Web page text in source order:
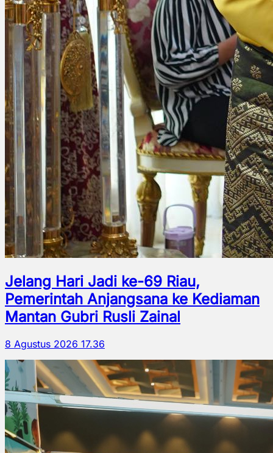
Jelang Hari Jadi ke-69 Riau,
Pemerintah Anjangsana ke Kediaman
Mantan Gubri Rusli Zainal
8 Agustus 2026 17.36